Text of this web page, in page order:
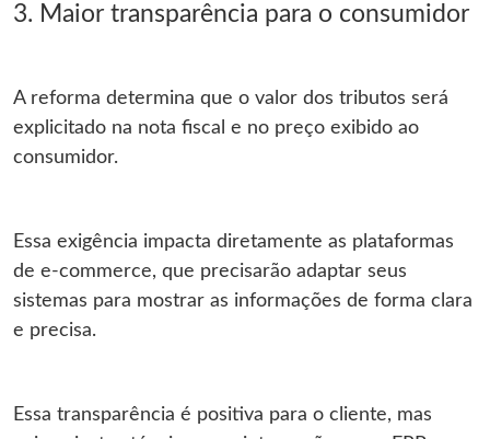
3. Maior transparência para o consumidor
A reforma determina que o valor dos tributos será
explicitado na nota fiscal e no preço exibido ao
consumidor.
Essa exigência impacta diretamente as plataformas
de e-commerce, que precisarão adaptar seus
sistemas para mostrar as informações de forma clara
e precisa.
Essa transparência é positiva para o cliente, mas